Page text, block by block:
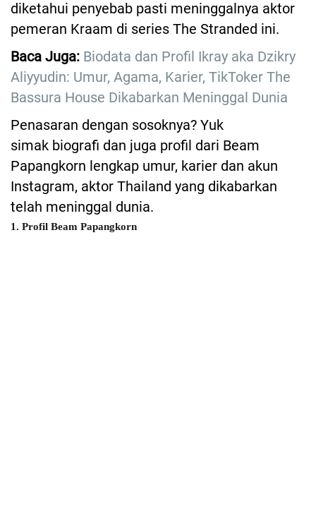
diketahui penyebab pasti meninggalnya aktor
pemeran Kraam di series The Stranded ini.
Baca Juga: Biodata dan Profil Ikray aka Dzikry
Aliyyudin: Umur, Agama, Karier, TikToker The
Bassura House Dikabarkan Meninggal Dunia
Penasaran dengan sosoknya? Yuk
simak biografi dan juga profil dari Beam
Papangkorn lengkap umur, karier dan akun
Instagram, aktor Thailand yang dikabarkan
telah meninggal dunia.
1. Profil Beam Papangkorn